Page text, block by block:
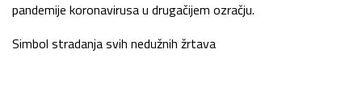
pandemije koronavirusa u drugačijem ozračju.
Simbol stradanja svih nedužnih žrtava